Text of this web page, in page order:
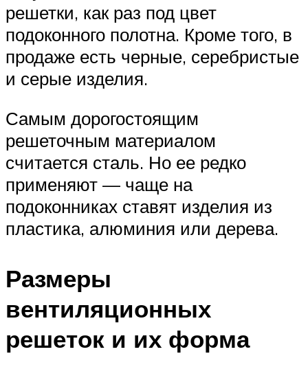
решетки, как раз под цвет
подоконного полотна. Кроме того, в
продаже есть черные, серебристые
и серые изделия.
Самым дорогостоящим
решеточным материалом
считается сталь. Но ее редко
применяют — чаще на
подоконниках ставят изделия из
пластика, алюминия или дерева.
Размеры
вентиляционных
решеток и их форма